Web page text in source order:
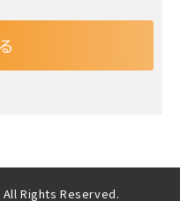
Rights Reserved.